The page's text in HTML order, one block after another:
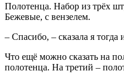
Полотенца. Набор из трёх
Бежевые, с вензелем.
– Спасибо, – сказала я тогда
Что ещё можно сказать на
полотенца. На третий –